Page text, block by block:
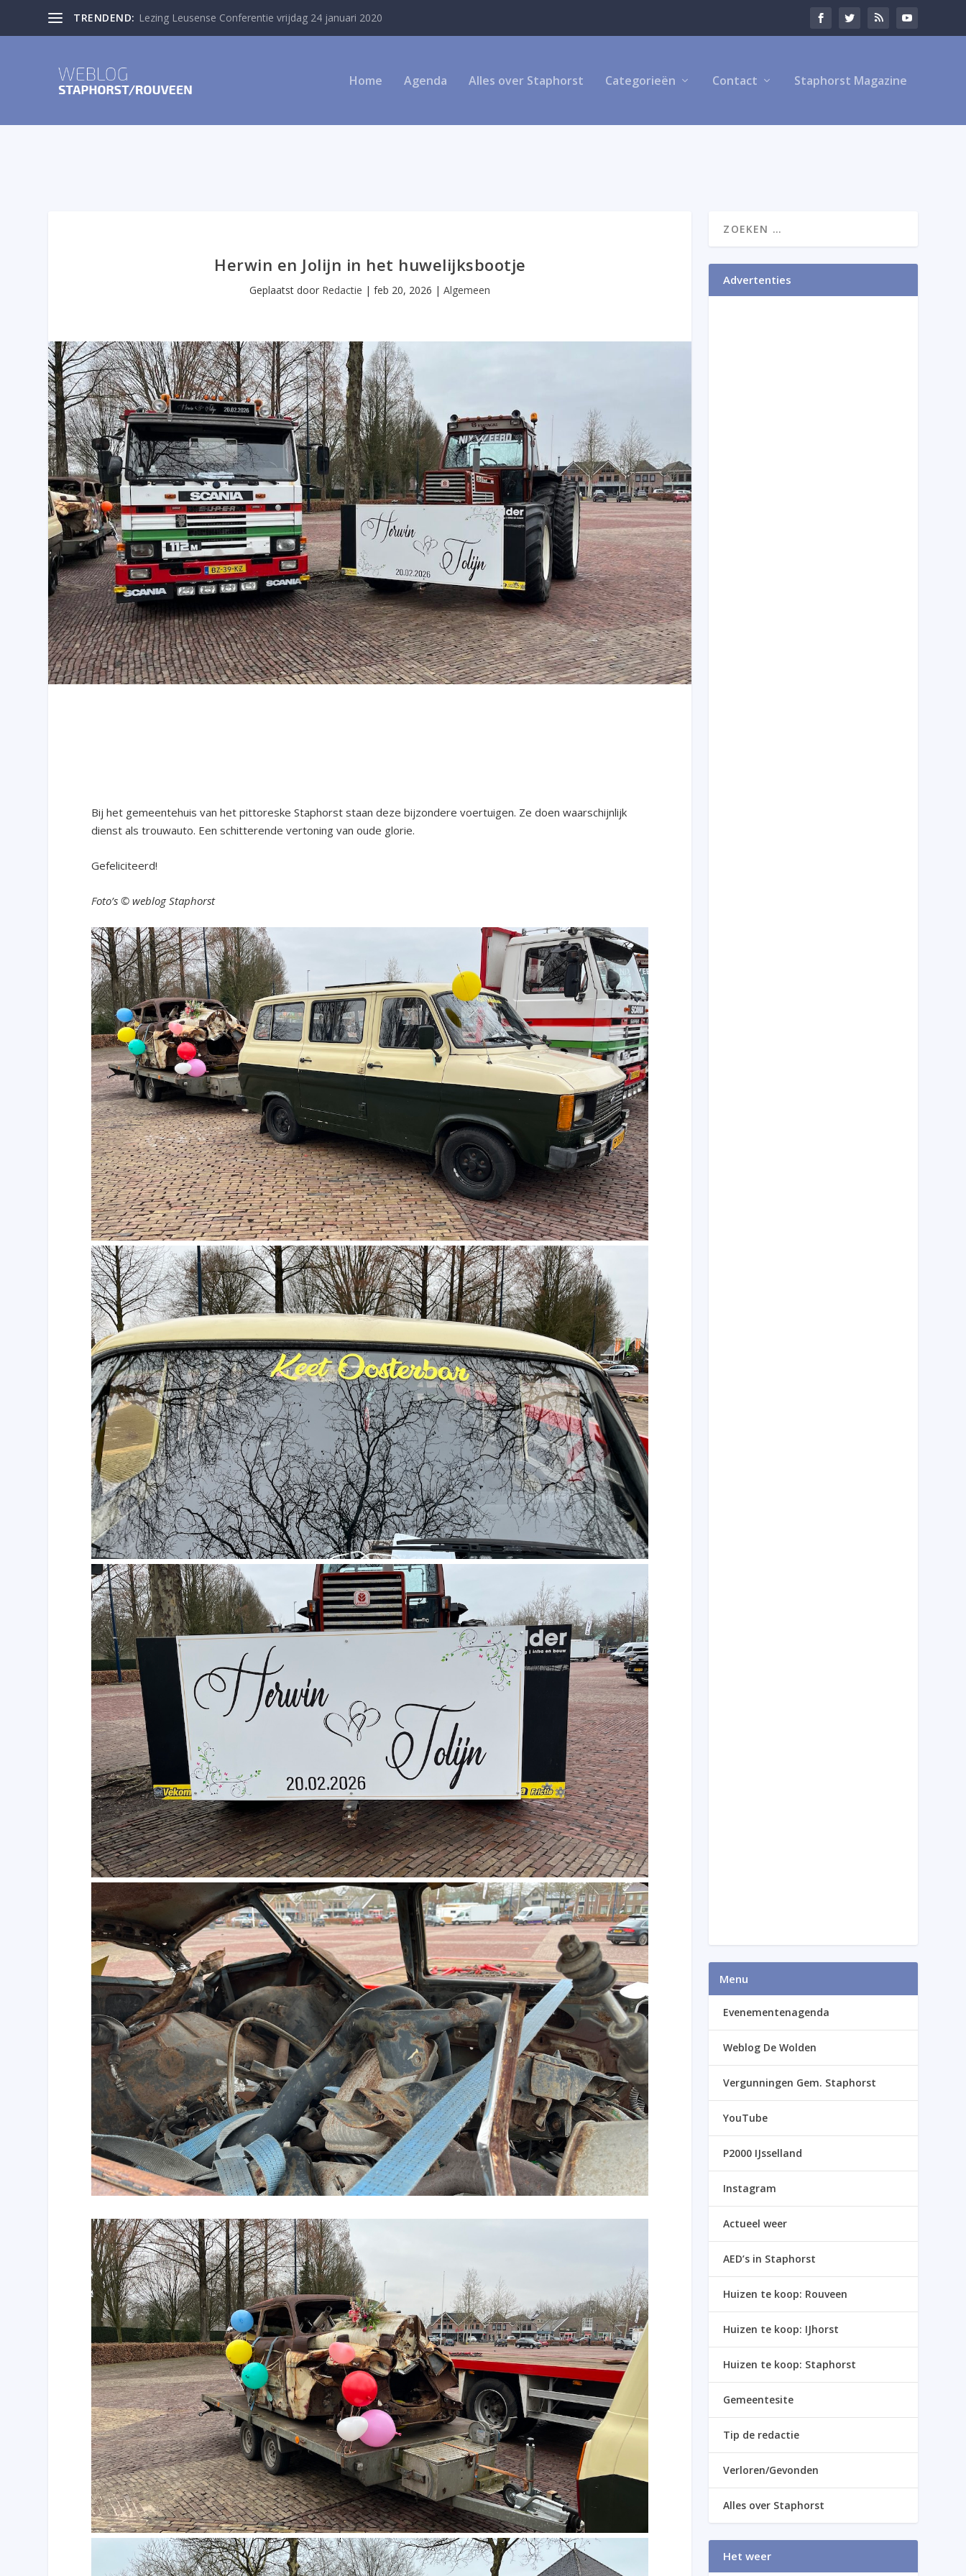
TRENDEND: Lezing Leusense Conferentie vrijdag 24 januari 2020
Home Agenda Alles over Staphorst Categorieën Contact Staphorst Magazine
Herwin en Jolijn in het huwelijksbootje
Geplaatst door Redactie |feb 20, 2026 |Algemeen
Bij het gemeentehuis van het pittoreske Staphorst staan deze bijzondere voertuigen. Ze doen waarschijnlijk
dienst als trouwauto. Een schitterende vertoning van oude glorie.
Gefeliciteerd!
Foto’s © weblog Staphorst
Advertenties
Menu
Evenementenagenda
Weblog De Wolden
Vergunningen Gem. Staphorst
YouTube
P2000 IJsselland
Instagram
Actueel weer
AED’s in Staphorst
Huizen te koop: Rouveen
Huizen te koop: IJhorst
Huizen te koop: Staphorst
Gemeentesite
Tip de redactie
Verloren/Gevonden
Alles over Staphorst
Het weer